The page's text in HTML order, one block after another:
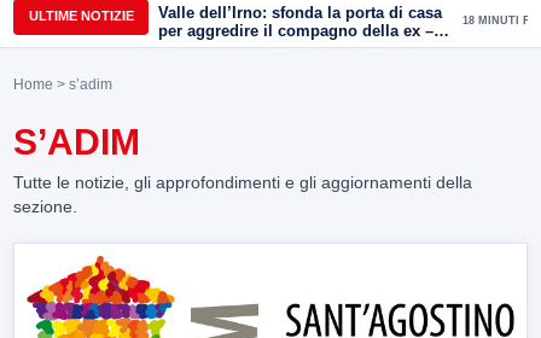
ULTIME NOTIZIE
Valle dell’Irno: sfonda la porta di casa
per aggredire il compagno della ex –
decisivo l’allarme anti-stalker e
18 MINUTI FA
Home > s’adim
S’ADIM
Tutte le notizie, gli approfondimenti e gli aggiornamenti della
sezione.